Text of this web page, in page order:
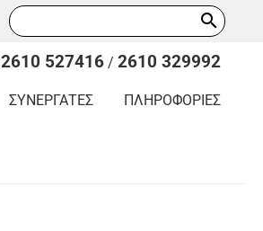
search
2610 527416 / 2610 329992
ΣΥΝΕΡΓΑΤΕΣ ΠΛΗΡΟΦΟΡΙΕΣ